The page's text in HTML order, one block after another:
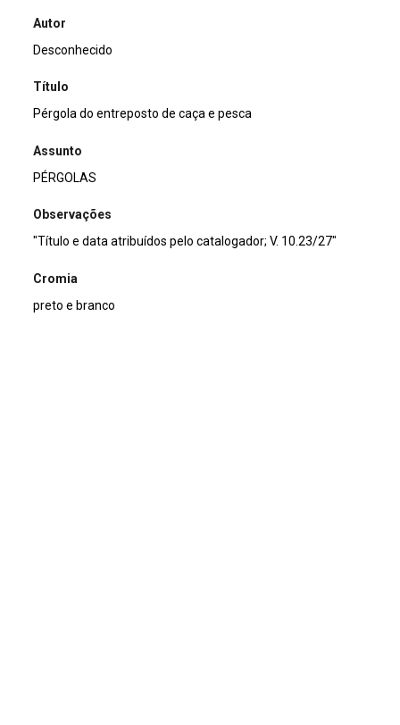
Autor
Desconhecido
Título
Pérgola do entreposto de caça e pesca
Assunto
PÉRGOLAS
Observações
"Título e data atribuídos pelo catalogador; V. 10.23/27"
Cromia
preto e branco